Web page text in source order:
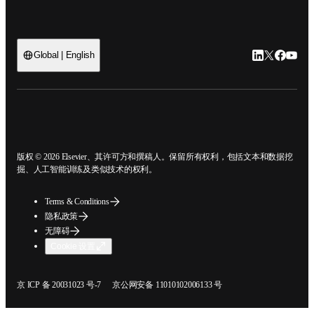
Global | English LinkedIn 在新
Twitter 在
版权 © 2026 Elsevier、其许可方和撰稿人。保留所有权利，包括文本和数据挖
掘、人工智能训练及类似技术的权利。
Terms & Conditions
隐私政策
无障碍
京 ICP 备 20031023 号-7
在新的选项卡/窗口中打开 京公网安备 11010102006133 号
在新的选项卡/窗口中打开